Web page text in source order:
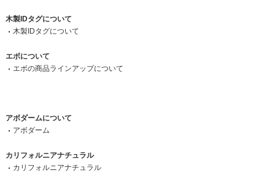
木製IDタグについて
木製IDタグについて
エボについて
エボの商品ラインアップについて
アボダームについて
アボダーム
カリフォルニアナチュラル
カリフォルニアナチュラル